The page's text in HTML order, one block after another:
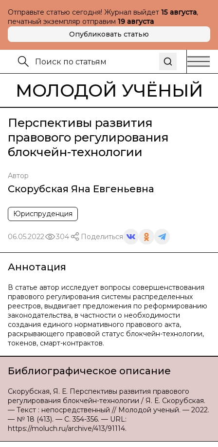
Отправьте статью сегодня! Журнал выйдет 15 августа,
печатный экземпляр отправим 19 августа
Опубликовать статью
МОЛОДОЙ УЧЁНЫЙ
Перспективы развития
правового регулирования
блокчейн-технологии
Автор
Скорубская Яна Евгеньевна
Юриспруденция
06.05.2022 304 Поделиться
Аннотация
В статье автор исследует вопросы совершенствования
правового регулирования системы распределенных
реестров, выдвигает предложения по реформированию
законодательства, в частности о необходимости
создания единого нормативного правового акта,
раскрывающего правовой статус блокчейн-технологии,
токенов, смарт-контрактов.
Библиографическое описание
Скорубская, Я. Е. Перспективы развития правового
регулирования блокчейн-технологии / Я. Е. Скорубская.
— Текст : непосредственный // Молодой ученый. — 2022.
— № 18 (413). — С. 354-356. — URL:
https://moluch.ru/archive/413/91114.